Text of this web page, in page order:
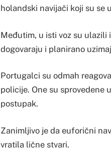
holandski navijači koji su se
Međutim, u isti voz su
dogovaraju i planirano
Portugalci su odmah
policije. One su
postupak.
Zanimljivo je da euforični
vratila lične stvari.